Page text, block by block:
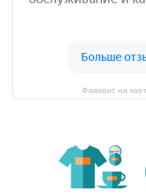
Фаворит на